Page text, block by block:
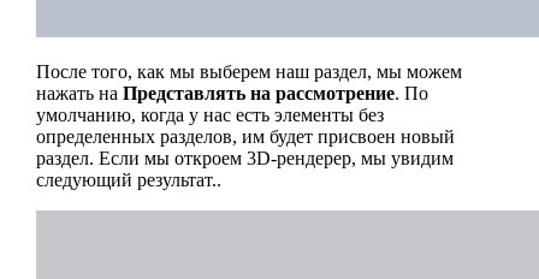
После того, как мы выберем наш раздел, мы можем
нажать на Представлять на рассмотрение. По
умолчанию, когда у нас есть элементы без
определенных разделов, им будет присвоен новый
раздел. Если мы откроем 3D-рендерер, мы увидим
следующий результат..